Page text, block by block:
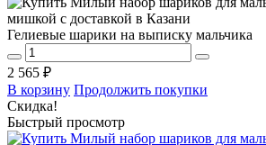
Гелиевые шарики на выписку мальчика
2 565 ₽
В корзину Продолжить покупки
Скидка!
Быстрый просмотр